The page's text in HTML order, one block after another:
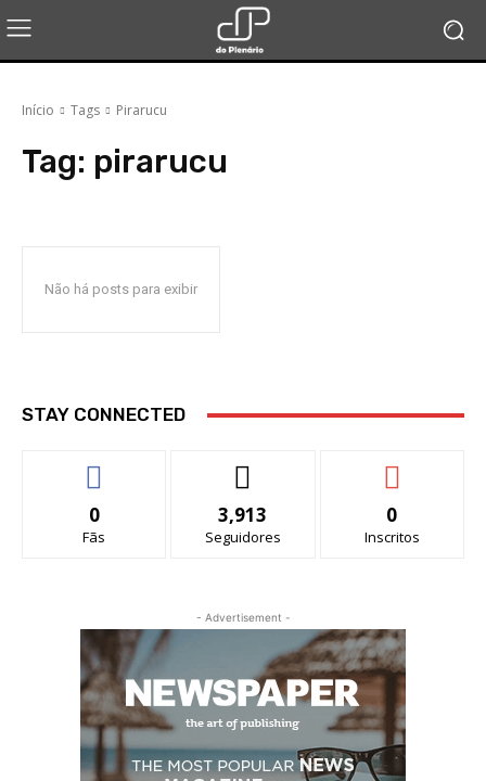
Início Tags Pirarucu
Tag: pirarucu
Não há posts para exibir
STAY CONNECTED
0
Fãs
3,913
Seguidores
0
Inscritos
- Advertisement -